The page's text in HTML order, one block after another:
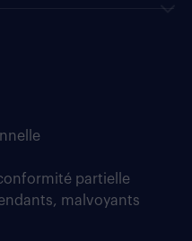
partielle
malvoyants